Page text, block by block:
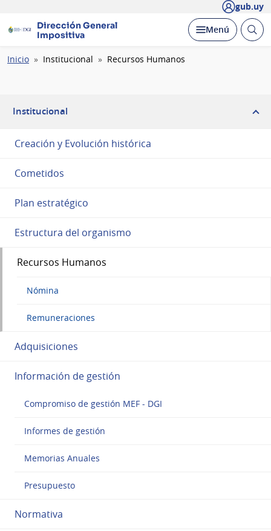
gub.uy
Dirección General
Impositiva
Desplegar
Menú Abrir
Ruta
Inicio Institucional Recursos Humanos
Institucional
Creación y Evolución histórica
Cometidos
Plan estratégico
Estructura del organismo
Recursos Humanos
Nómina
Remuneraciones
Adquisiciones
Información de gestión
Compromiso de gestión MEF - DGI
Informes de gestión
Memorias Anuales
Presupuesto
Normativa